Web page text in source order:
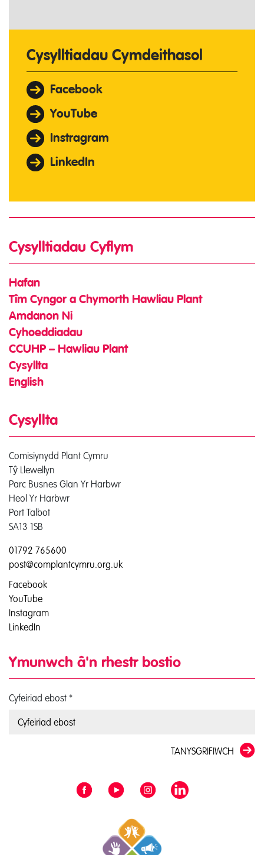
Cysylltiadau Cymdeithasol
Facebook
YouTube
Instragram
LinkedIn
Cysylltiadau Cyflym
Hafan
Tîm Cyngor a Chymorth Hawliau Plant
Amdanon Ni
Cyhoeddiadau
CCUHP – Hawliau Plant
Cysyllta
English
Cysyllta
Comisiynydd Plant Cymru
Tŷ Llewellyn
Parc Busnes Glan Yr Harbwr
Heol Yr Harbwr
Port Talbot
SA13 1SB
01792 765600
post@complantcymru.org.uk
Facebook
YouTube
Instagram
LinkedIn
Ymunwch â'n rhestr bostio
Cyfeiriad ebost *
TANYSGRIFIWCH